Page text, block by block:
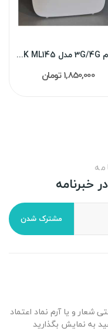
مودم 3G/4G مدل LEANOTEK ML145 آنلاک
1,850,000 تومان
خبرنامه
مشترک شدن
شعار و یا آرم نماد اعتماد
به نمایش بگذارید